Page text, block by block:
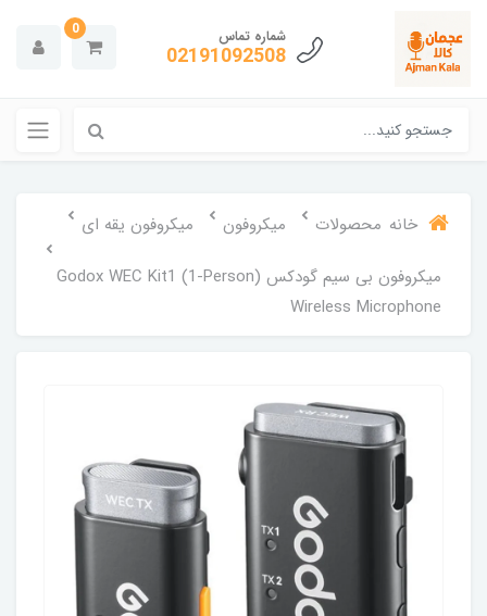
شماره تماس
02191092508
0
خانه محصولات میکروفون
میکروفون یقه ای
میکروفون بی سیم گودکس Godox WEC Kit1 (1-Person)
Wireless Microphone